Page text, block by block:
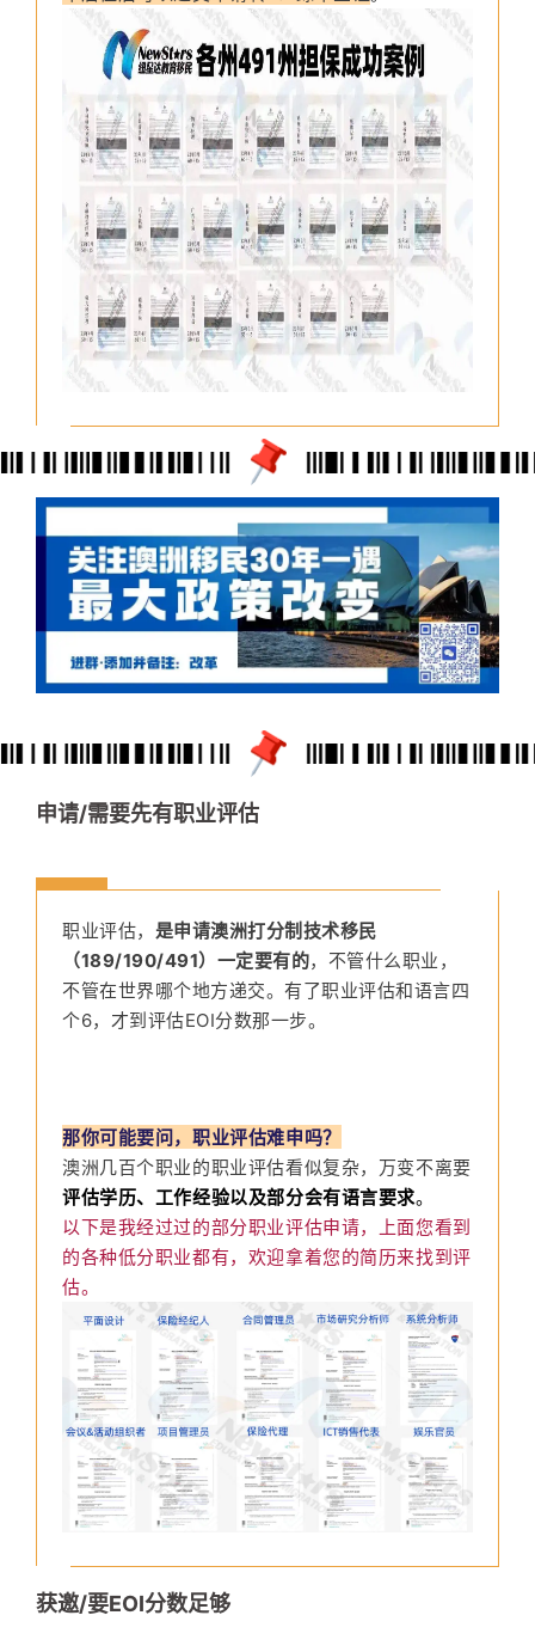
申请/需要先有职业评估
职业评估， 是申请澳洲打分制技术移民
（189/190/491）一定要有的，不管什么职业，
不管在世界哪个地方递交。有了职业评估和语言四
个6，才到评估EOI分数那一步。
那你可能要问，职业评估难申吗？
澳洲几百个职业的职业评估看似复杂，万变不离要
评估学历、工作经验以及部分会有语言要求。
以下是我经过过的部分职业评估申请，上面您看到
的各种低分职业都有，欢迎拿着您的简历来找到评
估。
获邀/要EOI分数足够